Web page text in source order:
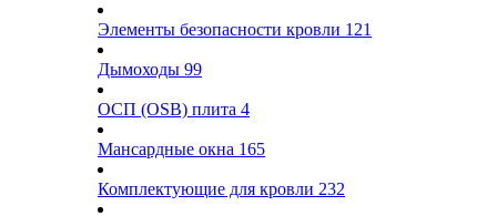
Элементы безопасности кровли 121
Дымоходы 99
ОСП (OSB) плита 4
Мансардные окна 165
Комплектующие для кровли 232